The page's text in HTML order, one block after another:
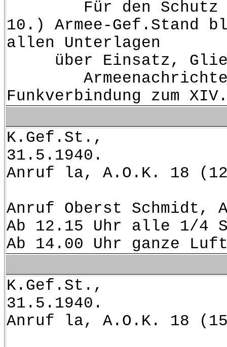
Für den Schutz
10.) Armee-Gef.Stand
allen Unterlagen
über Einsatz,
Funkverbindung zum
31.5.1940.
Anruf la, A.O.K. 18
Anruf Oberst Schmidt,
Ab 12.15 Uhr alle 1/4
Ab 14.00 Uhr ganze
31.5.1940.
Anruf la, A.O.K. 18